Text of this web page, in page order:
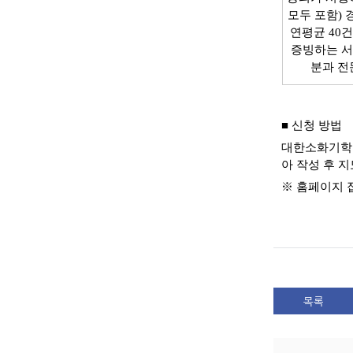
모두 포함)
연평균 40
증빙하는
분과 전
■ 신청 방법
대한소화기
아 작성 후
※ 홈페이지
목록